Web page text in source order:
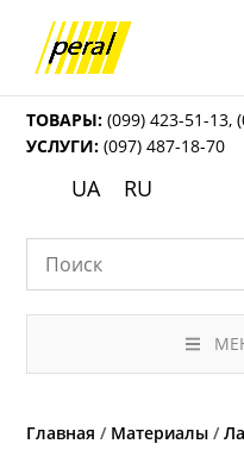
ТОВАРЫ: (099) 423-51-13,
УСЛУГИ: (097) 487-18-70
UA RU
Главная / Материалы /